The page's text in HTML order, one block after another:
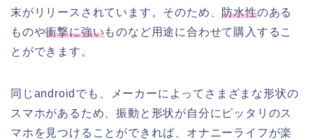
末がリリースされています。そのため、防水性のある
ものや衝撃に強いものなど用途に合わせて購入するこ
とができます。
同じandroidでも、メーカーによってさまざまな形状の
スマホがあるため、振動と形状が自分にピッタリのス
マホを見つけることができれば、オナニーライフが楽